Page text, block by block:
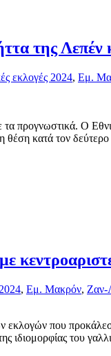
της
εκλογές 2024, Εμ.
προγνωστικά. Ο
κατά τον δεύτερο
, Εμ. Μακρόν, Ζαν-
που
ιδιομορφίας του